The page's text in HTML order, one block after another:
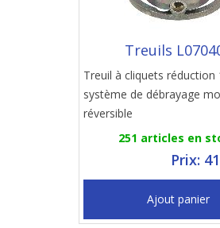
Treuils
Treuil à cliquets réduction
système de débrayage
réversible
251 articles en
Prix:
Ajout panier